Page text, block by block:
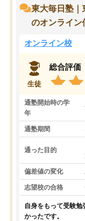
東大毎日塾｜
のオンライン
オンライン校
生徒
総合評価
通塾開始時の学
年
通塾期間
通った目的
偏差値の変化
志望校の合格
自身をもって受験勉
かったです。